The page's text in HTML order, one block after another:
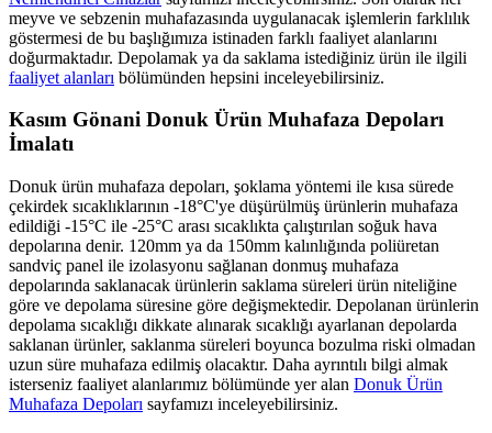
meyve ve sebzenin muhafazasında uygulanacak işlemlerin farklılık
göstermesi de bu başlığımıza istinaden farklı faaliyet alanlarını
doğurmaktadır. Depolamak ya da saklama istediğiniz ürün ile ilgili
faaliyet alanları bölümünden hepsini inceleyebilirsiniz.
Kasım Gönani Donuk Ürün Muhafaza Depoları
İmalatı
Donuk ürün muhafaza depoları, şoklama yöntemi ile kısa sürede
çekirdek sıcaklıklarının -18°C'ye düşürülmüş ürünlerin muhafaza
edildiği -15°C ile -25°C arası sıcaklıkta çalıştırılan soğuk hava
depolarına denir. 120mm ya da 150mm kalınlığında poliüretan
sandviç panel ile izolasyonu sağlanan donmuş muhafaza
depolarında saklanacak ürünlerin saklama süreleri ürün niteliğine
göre ve depolama süresine göre değişmektedir. Depolanan ürünlerin
depolama sıcaklığı dikkate alınarak sıcaklığı ayarlanan depolarda
saklanan ürünler, saklanma süreleri boyunca bozulma riski olmadan
uzun süre muhafaza edilmiş olacaktır. Daha ayrıntılı bilgi almak
isterseniz faaliyet alanlarımız bölümünde yer alan Donuk Ürün
Muhafaza Depoları sayfamızı inceleyebilirsiniz.